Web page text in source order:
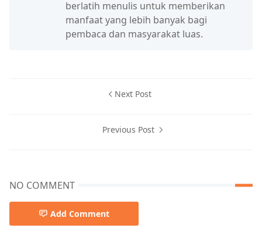
berlatih menulis untuk memberikan
manfaat yang lebih banyak bagi
pembaca dan masyarakat luas.
Next Post
Previous Post
NO COMMENT
Add Comment